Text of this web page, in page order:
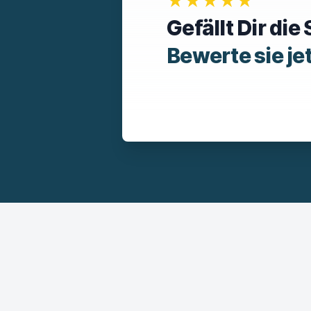
Gefällt Dir die
Bewerte sie